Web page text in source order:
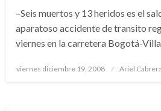
–Seis muertos y 13 heridos es el
aparatoso accidente de transito
viernes en la carretera Bogotá-
Publicado
viernes diciembre 19, 2008 Ariel Cabrera